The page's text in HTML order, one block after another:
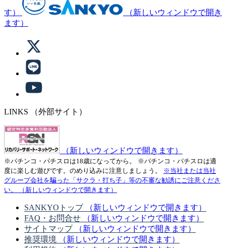
す）
（新しいウィンドウで開き
ます）
LINKS （外部サイト）
（新しいウィンドウで開きます）
※パチンコ・パチスロは18歳になってから。
※パチンコ・パチスロは適
度に楽しむ遊びです。のめり込みに注意しましょう。
※当社または当社
グループ会社を騙った「サクラ・打ち子」等の不審な勧誘にご注意くださ
い。
（新しいウィンドウで開きます）
SANKYOトップ
（新しいウィンドウで開きます）
FAQ・お問合せ
（新しいウィンドウで開きます）
サイトマップ
（新しいウィンドウで開きます）
推奨環境
（新しいウィンドウで開きます）